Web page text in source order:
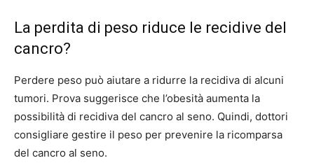
La perdita di peso riduce le recidive del
cancro?
Perdere peso può aiutare a ridurre la recidiva di alcuni
tumori. Prova suggerisce che l’obesità aumenta la
possibilità di recidiva del cancro al seno. Quindi, dottori
consigliare gestire il peso per prevenire la ricomparsa
del cancro al seno.